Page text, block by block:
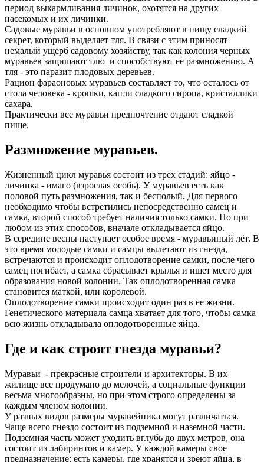
период выкармливания личинок, охотятся на других
насекомых и их личинки.
Садовые муравьи в основном употребляют в пищу сладкий
секрет, который выделяет тля. В связи с этим приносят
немалый ущерб садовому хозяйству, так как колония черных
муравьев защищают тлю и способствуют ее размножению. А
тля - это паразит плодовых деревьев.
Рацион фараоновых муравьев составляет то, что осталось от
стола человека - крошки, капли сладкого сиропа, кристаллики
сахара.
Практически все муравьи предпочтение отдают сладкой
пище.
Размножение муравьев.
Жизненный цикл муравья состоит из трех стадий: яйцо -
личинка - имаго (взрослая особь). У муравьев есть как
половой путь размножения, так и бесполый. Для первого
необходимо чтобы встретились непосредственно самец и
самка, второй способ требует наличия только самки. Но при
любом из этих способов, вначале откладывается яйцо.
В середине весны наступает особое время - муравьиный лёт. В
это время молодые самки и самцы вылетают из гнезда,
встречаются и происходит оплодотворение самки, после чего
самец погибает, а самка сбрасывает крылья и ищет место для
образования новой колонии. Так оплодотворенная самка
становится маткой, или королевой.
Оплодотворение самки происходит один раз в ее жизни.
Генетического материала самца хватает для того, чтобы самка
всю жизнь откладывала оплодотворенные яйца.
Где и как строят гнезда муравьи?
Муравьи - прекрасные строители и архитекторы. В их
жилище все продумано до мелочей, а социальные функции
весьма многообразны, но при этом строго определены за
каждым членом колонии.
У разных видов размеры муравейника могут различаться.
Чаще всего гнездо состоит из подземной и наземной части.
Подземная часть может уходить вглубь до двух метров, она
состоит из лабиринтов и камер. У каждой камеры свое
предназначение: есть камеры, где хранятся и зреют яйца, в